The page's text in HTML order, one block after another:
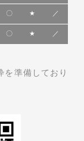
〇 ★ ／
〇 ★ ／
を準備しており